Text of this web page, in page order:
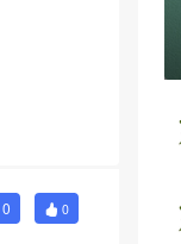
0 0